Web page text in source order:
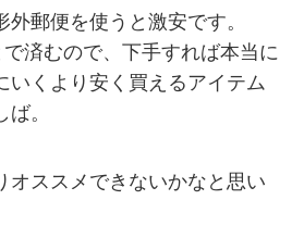
郵便を使うと激安です。
済むので、下手すれば本当に
いくより安く買えるアイテム
。
オススメできないかなと思い